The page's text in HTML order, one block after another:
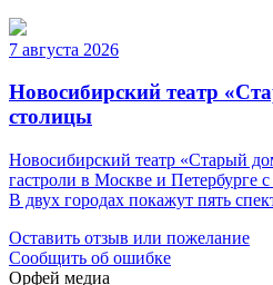
7 августа 2026
Новосибирский театр
столицы
Новосибирский театр «Старый
гастроли в Москве и Петербурге
В двух городах покажут пять
Оставить отзыв или пожелание
Сообщить об ошибке
Орфей медиа